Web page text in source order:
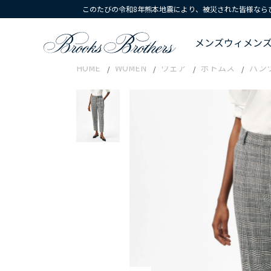
このたびの令和8年熊本地震により、被災された皆様な
メンズウィメン
HOME WOMEN ウェア ボトムス パン